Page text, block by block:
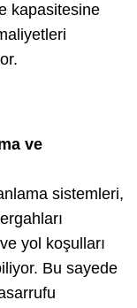
kapasitesine
ve
sistemleri,
yol koşulları
Bu sayede